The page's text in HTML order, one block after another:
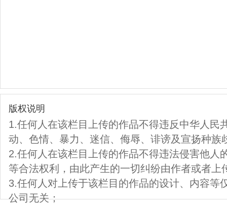
版权说明
1.任何人在该栏目上传的作品不得违反中华人民
动、色情、暴力、迷信、侮辱、诽谤及宣扬种族
2.任何人在该栏目上传的作品不得违法侵害他人
等合法权利，由此产生的一切纠纷由作者或者上
3.任何人对上传于该栏目的作品的设计、内容等
公司无关；